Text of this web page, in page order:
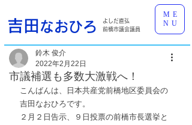
ME
NU
吉田 なおひろ
よしだ直弘
前橋市議会議員
市議補選も多数大激戦へ！
鈴木 俊介
2022年2月22日
こんばんは、日本共産党前橋地区委員会の
吉田なおひろです。
２月２日告示、９日投票の前橋市長選挙と